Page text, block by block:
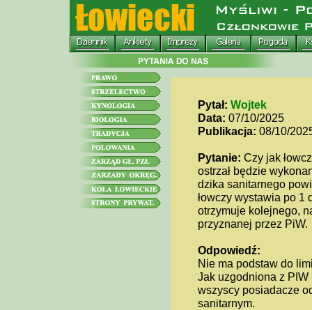
Pytał: Wojtek
Data: 07/10/2025
Publikacja: 08/10/
Pytanie: Czy jak
ostrzał będzie
dzika sanitarnego
łowczy wystawia po 1
otrzymuje kolejnego,
przyznanej przez PiW.
Odpowiedź:
Nie ma podstaw do
Jak uzgodniona z
wszyscy posiadacze
sanitarnym.